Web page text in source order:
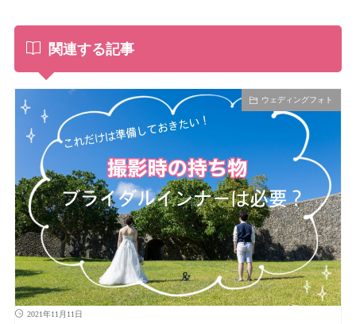
関連する記事
ウェディングフォト
2021年11月11日